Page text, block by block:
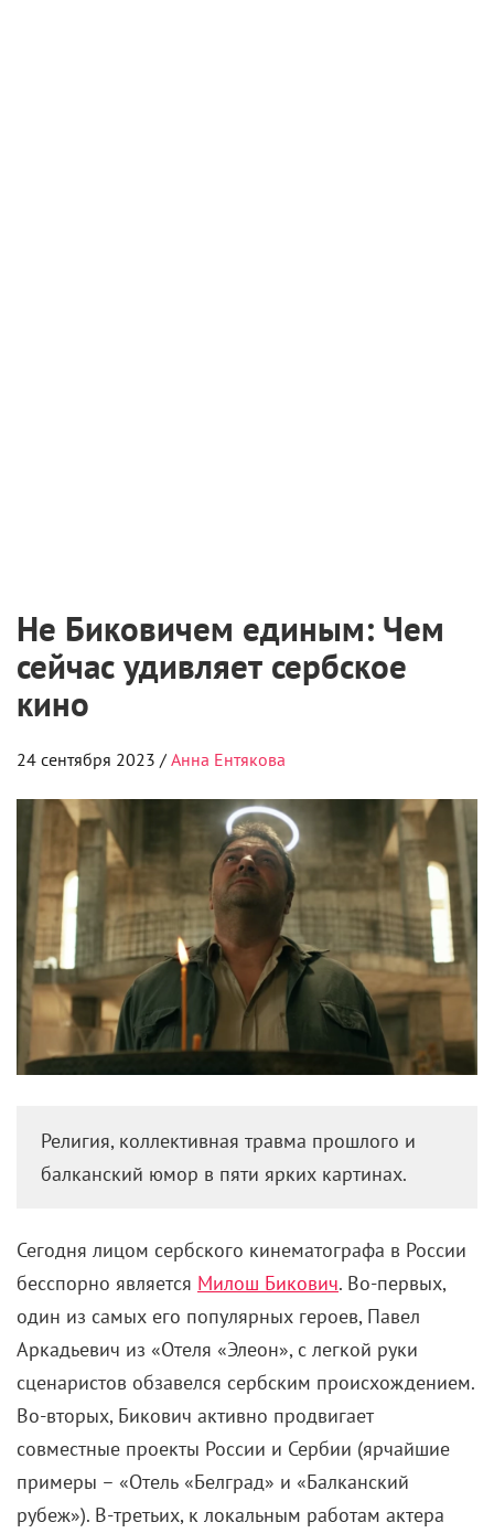
Не Биковичем единым: Чем
сейчас удивляет сербское
кино
24 сентября 2023 / Анна Ентякова
Религия, коллективная травма прошлого и
балканский юмор в пяти ярких картинах.
Сегодня лицом сербского кинематографа в России
бесспорно является Милош Бикович. Во-первых,
один из самых его популярных героев, Павел
Аркадьевич из «Отеля «Элеон», с легкой руки
сценаристов обзавелся сербским происхождением.
Во-вторых, Бикович активно продвигает
совместные проекты России и Сербии (ярчайшие
примеры – «Отель «Белград» и «Балканский
рубеж»). В-третьих, к локальным работам актера